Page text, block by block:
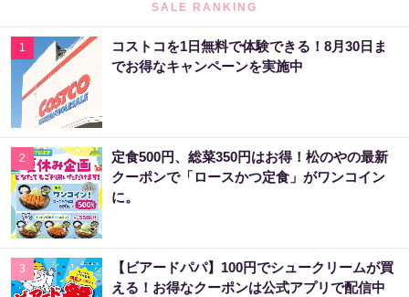
SALE RANKING
1
コストコを1日無料で体験できる！8月30日ま
でお得なキャンペーンを実施中
2
定食500円、総菜350円はお得！松のやの最新
クーポンで「ロースかつ定食」がワンコイン
に。
3
【ビアードパパ】100円でシュークリームが買
える！お得なクーポンは公式アプリで配信中